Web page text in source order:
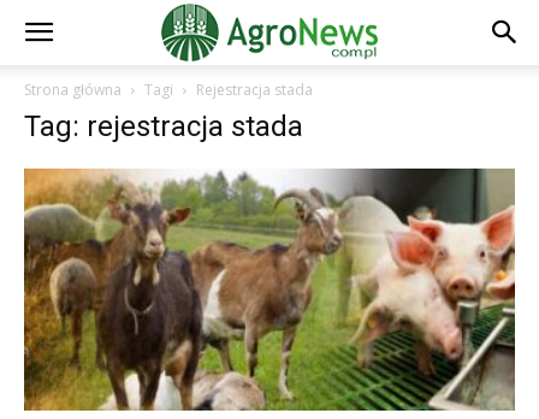
Strona główna Tagi Rejestracja stada
Tag: rejestracja stada